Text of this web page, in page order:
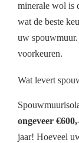
minerale wol is
wat de beste
uw
voorkeuren.
Wat levert
ongeveer
jaar! Hoeveel